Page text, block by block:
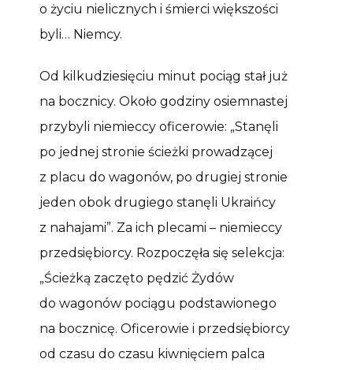
o życiu nielicznych i śmierci większości
byli… Niemcy.
Od kilkudziesięciu minut pociąg stał już
na bocznicy. Około godziny osiemnastej
przybyli niemieccy oficerowie: „Stanęli
po jednej stronie ścieżki prowadzącej
z placu do wagonów, po drugiej stronie
jeden obok drugiego stanęli Ukraińcy
z nahajami”. Za ich plecami – niemieccy
przedsiębiorcy. Rozpoczęła się selekcja:
„Ścieżką zaczęto pędzić Żydów
do wagonów pociągu podstawionego
na bocznicę. Oficerowie i przedsiębiorcy
od czasu do czasu kiwnięciem palca